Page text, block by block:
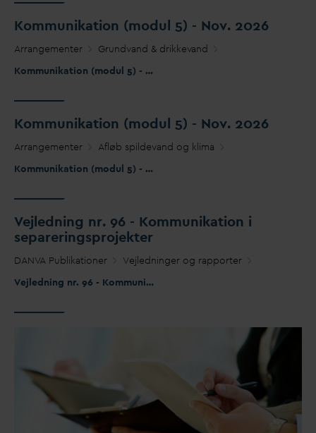
Kommunikation (modul 5) - Nov. 2026
Arrangementer Grundvand & drikkevand
Kommunikation (modul 5) - Nov. 2026
Kommunikation (modul 5) - Nov. 2026
Arrangementer Afløb spildevand og klima
Kommunikation (modul 5) - Nov. 2026
Vejledning nr. 96 - Kommunikation i
separeringsprojekter
DANVA Publikationer
Vejledninger og rapporter
Vejledning nr. 96 - Kommunikation i separeringsprojekter